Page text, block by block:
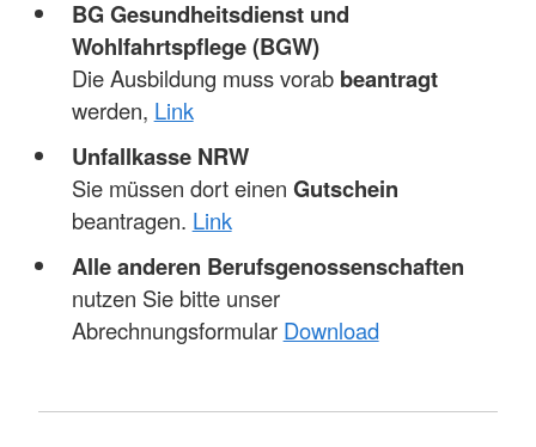
BG Gesundheitsdienst und
Wohlfahrtspflege (BGW)
Die Ausbildung muss vorab beantragt
werden, Link
Unfallkasse NRW
Sie müssen dort einen Gutschein
beantragen. Link
Alle anderen Berufsgenossenschaften
nutzen Sie bitte unser
Abrechnungsformular Download